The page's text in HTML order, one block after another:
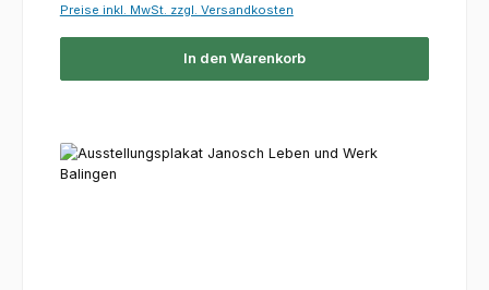
Preise inkl. MwSt. zzgl. Versandkosten
In den Warenkorb